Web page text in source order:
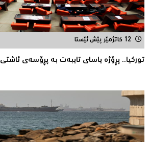
12 کاتژمێر پێش ئێستا
توركیا.. پڕۆژه‌ یاسای تایبه‌ت به‌ پڕۆسه‌ی